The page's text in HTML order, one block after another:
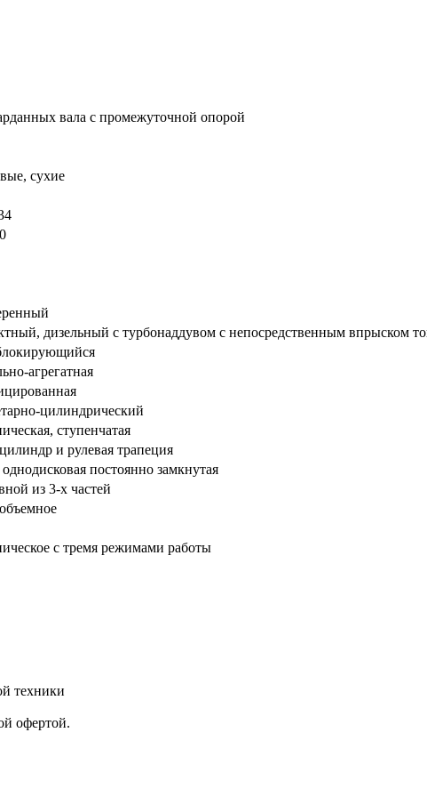
вала с промежуточной опорой
сухие
дизельный с турбонаддувом с непосредственным впрыском
агрегатная
цилиндрический
ступенчатая
и рулевая трапеция
однодисковая постоянно замкнутая
из 3-х частей
с тремя режимами работы
техники
офертой.